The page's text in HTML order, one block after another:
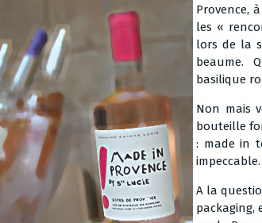
Provence,
les «
lors de la
beaume.
basilique
Non mais
bouteille
: made in
impeccable.
A la
packaging,